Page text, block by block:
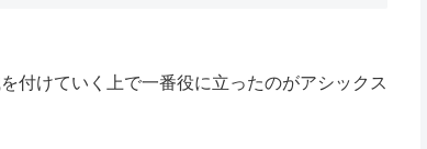
付けていく上で一番役に立ったのがアシックス